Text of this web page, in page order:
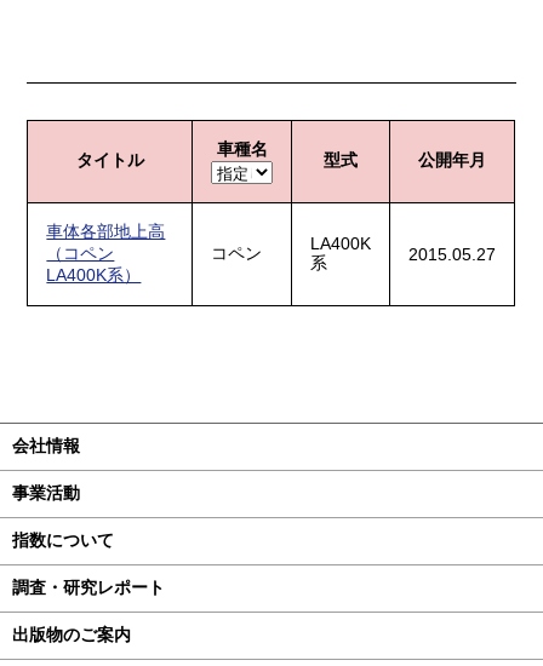
タイトル
車種名
型式 公開年月
車体各部地上高
（コペン
LA400K系）
コペン
LA400K
系
2015.05.27
会社情報
事業活動
指数について
調査・研究レポート
出版物のご案内